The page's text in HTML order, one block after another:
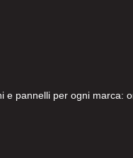
pannelli per ogni marca: